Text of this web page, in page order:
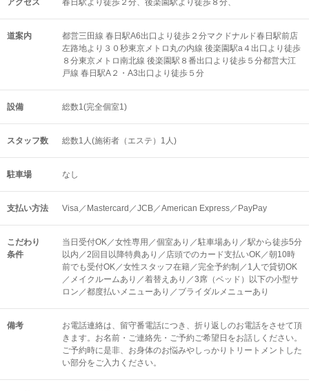
アクセス 春日駅より徒歩２分、後楽園駅より徒歩８分、
道案内
都営三田線 春日駅A6出口より徒歩２分マクドナルド春日駅前店
左路地より３０秒東京メトロ丸の内線 後楽園駅a４出口より徒歩
８分東京メトロ南北線 後楽園駅８番出口より徒歩５分都営大江
戸線 春日駅A２・A3出口より徒歩５分
設備 総数1(完全個室1)
スタッフ数 総数1人(施術者（エステ）1人)
駐車場 なし
支払い方法 Visa／Mastercard／JCB／American Express／PayPay
こだわり
条件
当日受付OK／女性専用／個室あり／駐車場あり／駅から徒歩5分
以内／2回目以降特典あり／店頭でのカード支払いOK／朝10時
前でも受付OK／女性スタッフ在籍／完全予約制／1人で貸切OK
／メイクルームあり／着替えあり／3席（ベッド）以下の小型サ
ロン／都度払いメニューあり／ブライダルメニューあり
備考
お電話連絡は、留守番電話につき、折り返しのお電話をさせて頂
きます。お名前・ご連絡先・ご予約ご希望日をお話しください。
ご予約時に是非、お身体のお悩みやしっかりトリートメントした
い部分をご入力ください。